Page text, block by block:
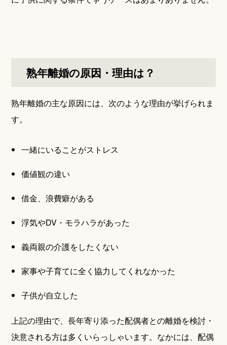
熟年離婚の原因・理由は？
熟年離婚の主な原因には、次のような理由が挙げられま
す。
一緒にいることがストレス
価値観の違い
借金、浪費癖がある
浮気やDV・モラハラがあった
義両親の介護をしたくない
家事や子育てに全く協力してくれなかった
子供が自立した
上記の理由で、長年寄り添った配偶者との離婚を検討・
決意される方は多くいらっしゃいます。なかには、配偶